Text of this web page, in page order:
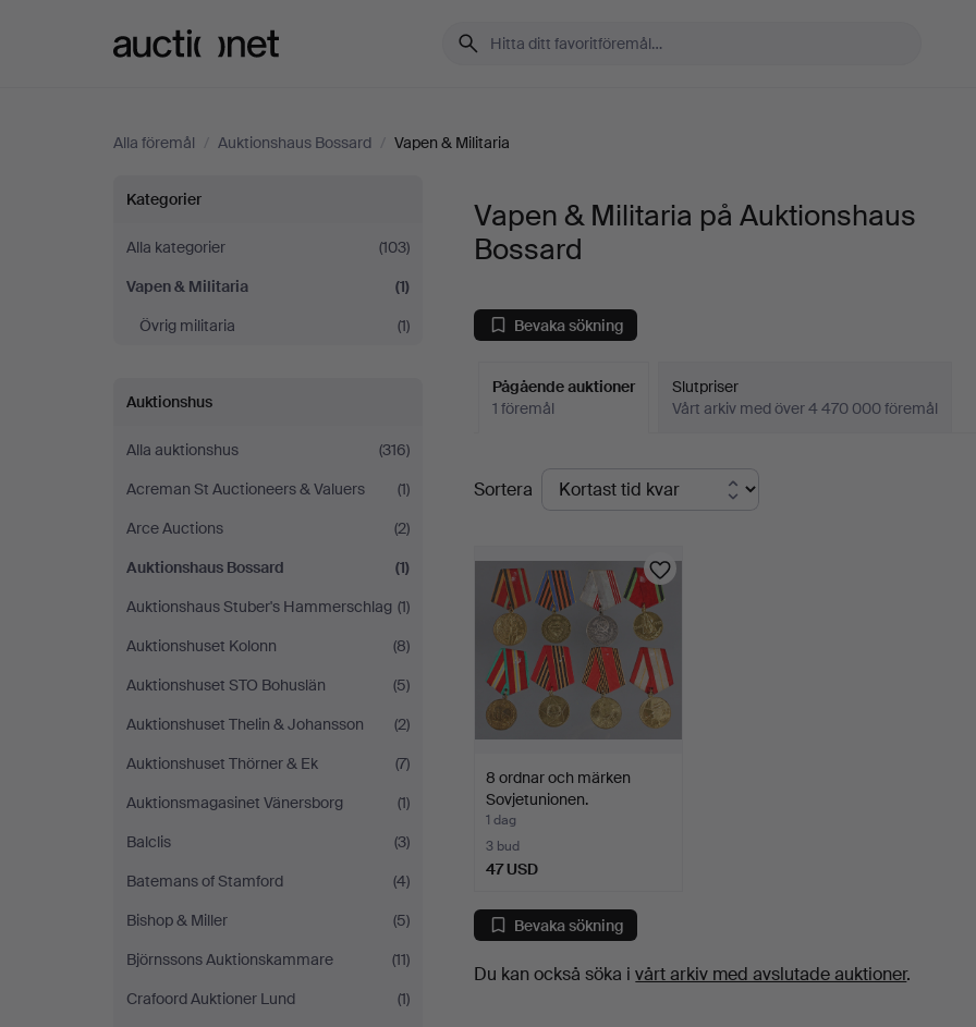
Alla föremål / Auktionshaus Bossard / Vapen & Militaria
Vapen
&
Militaria
Auktionshaus
Bossard
Kategorier
Alla kategorier
(103)
Vapen & Militaria
(1)
Övrig militaria
(1)
Auktionshus
Alla auktionshus
(316)
Acreman St Auctioneers & Valuers
(1)
Arce Auctions
(2)
Auktionshaus Bossard
(1)
Auktionshaus Stuber's Hammerschlag (1)
Auktionshuset Kolonn
(8)
Auktionshuset STO Bohuslän
(5)
Auktionshuset Thelin & Johansson
(2)
Auktionshuset Thörner & Ek
(7)
Auktionsmagasinet Vänersborg
(1)
Balclis
(3)
Batemans of Stamford
(4)
Bishop & Miller
(5)
Björnssons Auktionskammare
(11)
Crafoord Auktioner Lund
(1)
Vapen & Militaria på Auktionshaus
Bossard
Bevaka sökning
Pågående auktioner
1 föremål
Slutpriser
Vårt arkiv med över 4 470 000 föremål
Pågående
auktioner
Sortera
8 ordnar och märken
Sovjetunionen.
1 dag
3 bud
47 USD
Bevaka sökning
Du kan också söka ivårt arkiv med avslutade auktioner.